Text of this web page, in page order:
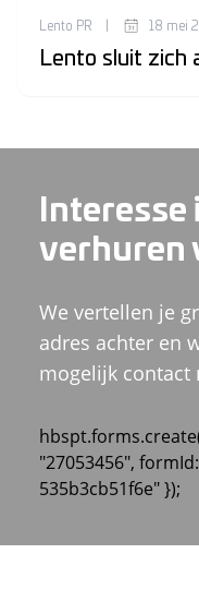
Lento PR 18 mei
Lento sluit zich
verhuren
We vertellen je
adres achter en
mogelijk contact
"27053456",
535b3cb51f6e" });